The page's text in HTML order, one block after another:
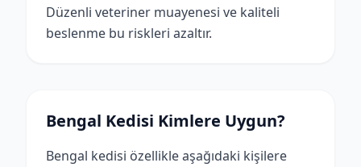
Düzenli veteriner muayenesi ve kaliteli
beslenme bu riskleri azaltır.
Bengal Kedisi Kimlere Uygun?
Bengal kedisi özellikle aşağıdaki kişilere